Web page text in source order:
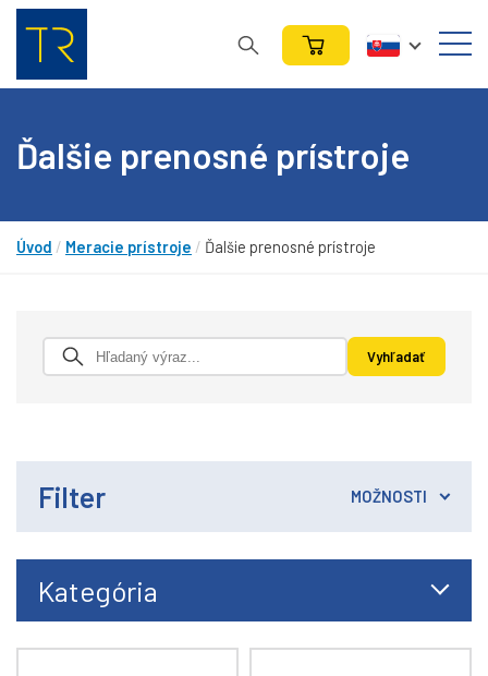
Ďalšie prenosné prístroje
Úvod / Meracie prístroje / Ďalšie prenosné prístroje
Filter MOŽNOSTI
Kategória